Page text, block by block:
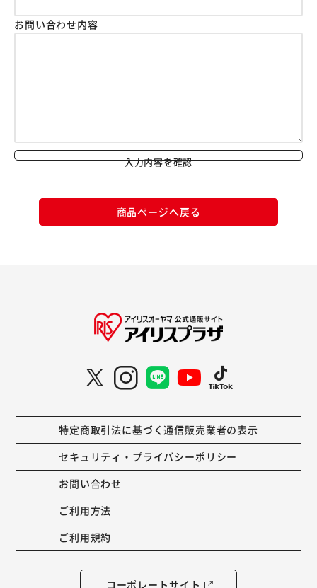
お問い合わせ内容
入力内容を確認
商品ページへ戻る
特定商取引法に基づく通信販売業者の表示
セキュリティ・プライバシーポリシー
お問い合わせ
ご利用方法
ご利用規約
コーポレートサイト